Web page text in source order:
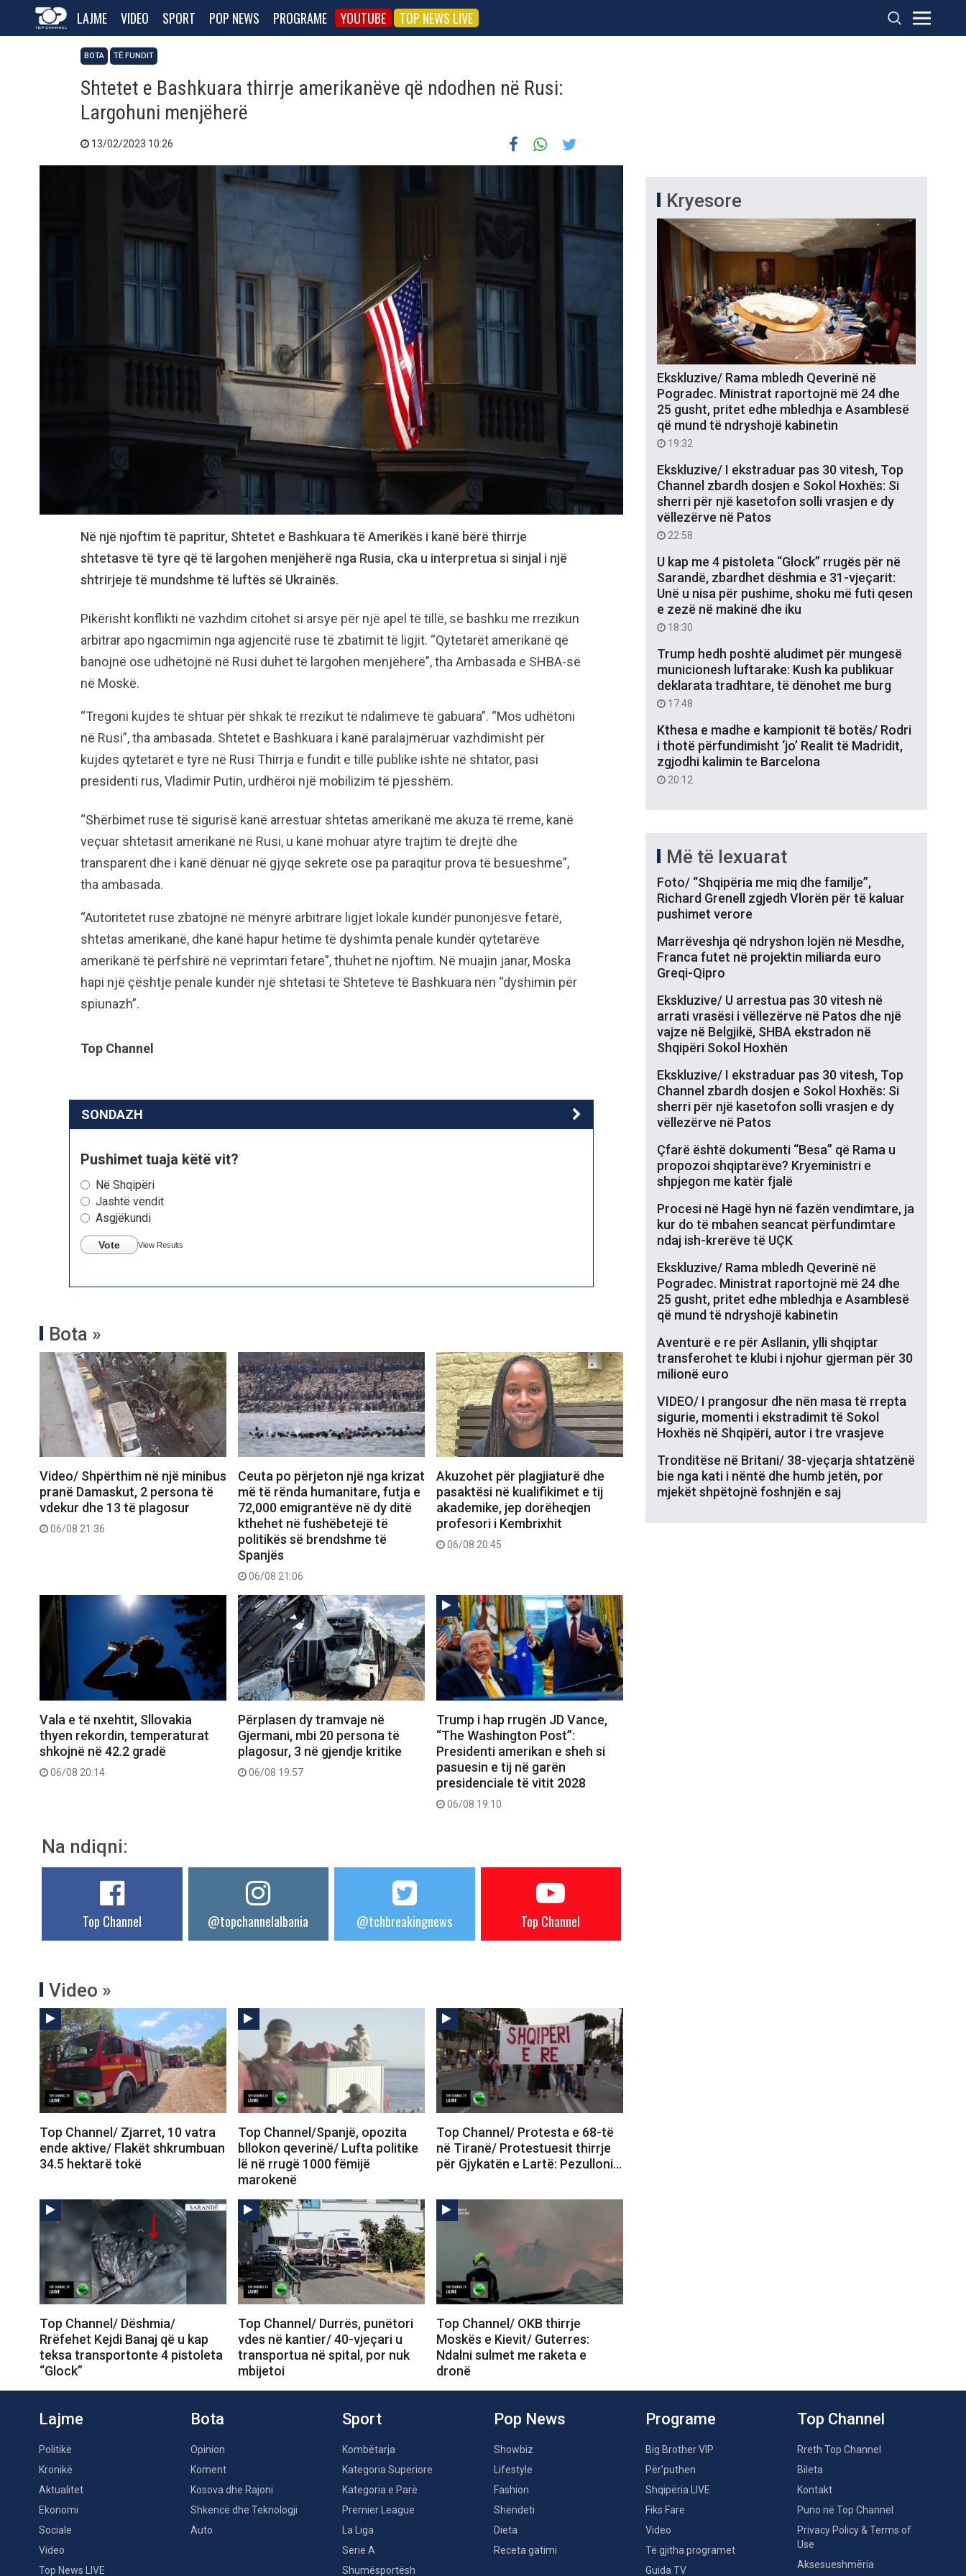
LAJME VIDEO SPORT POP NEWS PROGRAME YOUTUBE TOP NEWS LIVE
BOTA TË FUNDIT
Shtetet e Bashkuara thirrje amerikanëve që ndodhen në Rusi:
Largohuni menjëherë
13/02/2023 10:26
Në një njoftim të papritur, Shtetet e Bashkuara të Amerikës i kanë bërë thirrje
shtetasve të tyre që të largohen menjëherë nga Rusia, cka u interpretua si sinjal i një
shtrirjeje të mundshme të luftës së Ukrainës.
Pikërisht konflikti në vazhdim citohet si arsye për një apel të tillë, së bashku me rrezikun
arbitrar apo ngacmimin nga agjencitë ruse të zbatimit të ligjit. “Qytetarët amerikanë që
banojnë ose udhëtojnë në Rusi duhet të largohen menjëherë”, tha Ambasada e SHBA-së
në Moskë.
“Tregoni kujdes të shtuar për shkak të rrezikut të ndalimeve të gabuara”. “Mos udhëtoni
në Rusi”, tha ambasada. Shtetet e Bashkuara i kanë paralajmëruar vazhdimisht për
kujdes qytetarët e tyre në Rusi Thirrja e fundit e tillë publike ishte në shtator, pasi
presidenti rus, Vladimir Putin, urdhëroi një mobilizim të pjesshëm.
“Shërbimet ruse të sigurisë kanë arrestuar shtetas amerikanë me akuza të rreme, kanë
veçuar shtetasit amerikanë në Rusi, u kanë mohuar atyre trajtim të drejtë dhe
transparent dhe i kanë dënuar në gjyqe sekrete ose pa paraqitur prova të besueshme”,
tha ambasada.
“Autoritetet ruse zbatojnë në mënyrë arbitrare ligjet lokale kundër punonjësve fetarë,
shtetas amerikanë, dhe kanë hapur hetime të dyshimta penale kundër qytetarëve
amerikanë të përfshirë në veprimtari fetare”, thuhet në njoftim. Në muajin janar, Moska
hapi një çështje penale kundër një shtetasi të Shteteve të Bashkuara nën “dyshimin për
spiunazh”.
Top Channel
SONDAZH
Pushimet tuaja këtë vit?
Në Shqipëri
Jashtë vendit
Asgjëkundi
Vote View Results
Bota »
Video/ Shpërthim në një minibus
pranë Damaskut, 2 persona të
vdekur dhe 13 të plagosur
06/08 21:36
Ceuta po përjeton një nga krizat
më të rënda humanitare, futja e
72,000 emigrantëve në dy ditë
kthehet në fushëbetejë të
politikës së brendshme të
Spanjës
06/08 21:06
Akuzohet për plagjiaturë dhe
pasaktësi në kualifikimet e tij
akademike, jep dorëheqjen
profesori i Kembrixhit
06/08 20:45
Vala e të nxehtit, Sllovakia
thyen rekordin, temperaturat
shkojnë në 42.2 gradë
06/08 20:14
Përplasen dy tramvaje në
Gjermani, mbi 20 persona të
plagosur, 3 në gjendje kritike
06/08 19:57
Trump i hap rrugën JD Vance,
“The Washington Post”:
Presidenti amerikan e sheh si
pasuesin e tij në garën
presidenciale të vitit 2028
06/08 19:10
Na ndiqni:
Top Channel @topchannelalbania @tchbreakingnews Top Channel
Video »
Top Channel/ Zjarret, 10 vatra
ende aktive/ Flakët shkrumbuan
34.5 hektarë tokë
Top Channel/Spanjë, opozita
bllokon qeverinë/ Lufta politike
lë në rrugë 1000 fëmijë
marokenë
Top Channel/ Protesta e 68-të
në Tiranë/ Protestuesit thirrje
për Gjykatën e Lartë: Pezulloni…
Top Channel/ Dëshmia/
Rrëfehet Kejdi Banaj që u kap
teksa transportonte 4 pistoleta
“Glock”
Top Channel/ Durrës, punëtori
vdes në kantier/ 40-vjeçari u
transportua në spital, por nuk
mbijetoi
Top Channel/ OKB thirrje
Moskës e Kievit/ Guterres:
Ndalni sulmet me raketa e
dronë
Kryesore
Ekskluzive/ Rama mbledh Qeverinë në
Pogradec. Ministrat raportojnë më 24 dhe
25 gusht, pritet edhe mbledhja e Asamblesë
që mund të ndryshojë kabinetin
19:32
Ekskluzive/ I ekstraduar pas 30 vitesh, Top
Channel zbardh dosjen e Sokol Hoxhës: Si
sherri për një kasetofon solli vrasjen e dy
vëllezërve në Patos
22:58
U kap me 4 pistoleta “Glock” rrugës për në
Sarandë, zbardhet dëshmia e 31-vjeçarit:
Unë u nisa për pushime, shoku më futi qesen
e zezë në makinë dhe iku
18:30
Trump hedh poshtë aludimet për mungesë
municionesh luftarake: Kush ka publikuar
deklarata tradhtare, të dënohet me burg
17:48
Kthesa e madhe e kampionit të botës/ Rodri
i thotë përfundimisht ‘jo’ Realit të Madridit,
zgjodhi kalimin te Barcelona
20:12
Më të lexuarat
Foto/ “Shqipëria me miq dhe familje”,
Richard Grenell zgjedh Vlorën për të kaluar
pushimet verore
Marrëveshja që ndryshon lojën në Mesdhe,
Franca futet në projektin miliarda euro
Greqi-Qipro
Ekskluzive/ U arrestua pas 30 vitesh në
arrati vrasësi i vëllezërve në Patos dhe një
vajze në Belgjikë, SHBA ekstradon në
Shqipëri Sokol Hoxhën
Ekskluzive/ I ekstraduar pas 30 vitesh, Top
Channel zbardh dosjen e Sokol Hoxhës: Si
sherri për një kasetofon solli vrasjen e dy
vëllezërve në Patos
Çfarë është dokumenti “Besa” që Rama u
propozoi shqiptarëve? Kryeministri e
shpjegon me katër fjalë
Procesi në Hagë hyn në fazën vendimtare, ja
kur do të mbahen seancat përfundimtare
ndaj ish-krerëve të UÇK
Ekskluzive/ Rama mbledh Qeverinë në
Pogradec. Ministrat raportojnë më 24 dhe
25 gusht, pritet edhe mbledhja e Asamblesë
që mund të ndryshojë kabinetin
Aventurë e re për Asllanin, ylli shqiptar
transferohet te klubi i njohur gjerman për 30
milionë euro
VIDEO/ I prangosur dhe nën masa të rrepta
sigurie, momenti i ekstradimit të Sokol
Hoxhës në Shqipëri, autor i tre vrasjeve
Tronditëse në Britani/ 38-vjeçarja shtatzënë
bie nga kati i nëntë dhe humb jetën, por
mjekët shpëtojnë foshnjën e saj
Lajme
Politikë
Kronikë
Aktualitet
Ekonomi
Sociale
Video
Top News LIVE
Bota
Opinion
Koment
Kosova dhe Rajoni
Shkencë dhe Teknologji
Auto
Sport
Kombëtarja
Kategoria Superiore
Kategoria e Parë
Premier League
La Liga
Serie A
Shumësportësh
Pop News
Showbiz
Lifestyle
Fashion
Shëndeti
Dieta
Receta gatimi
Programe
Big Brother VIP
Për’puthen
Shqipëria LIVE
Fiks Fare
Video
Të gjitha programet
Guida TV
Top Channel
Rreth Top Channel
Bileta
Kontakt
Puno në Top Channel
Privacy Policy & Terms of
Use
Aksesueshmëria